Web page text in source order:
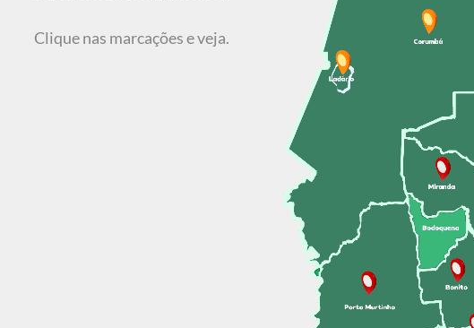
Clique nas marcações e veja.